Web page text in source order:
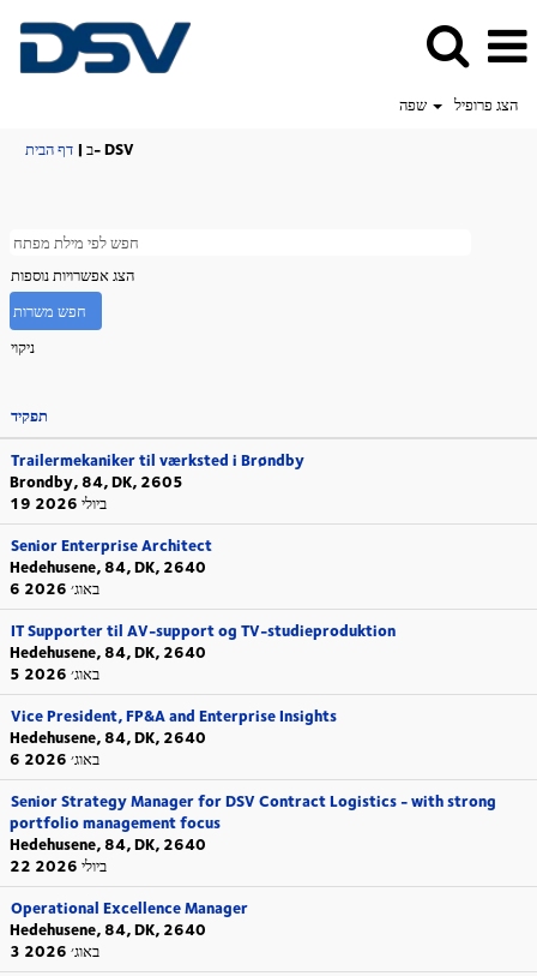
שפה
הצג פרופיל
דף הבית | ב- DSV(דף
הצג אפשרויות נוספות
ניקוי
תפקיד
Trailermekaniker til værksted i Brøndby
Brondby, 84, DK, 2605
19 ביולי 2026
Senior Enterprise Architect
Hedehusene, 84, DK, 2640
6 באוג׳ 2026
IT Supporter til AV-support og TV-studieproduktion
Hedehusene, 84, DK, 2640
5 באוג׳ 2026
Vice President, FP&A and Enterprise Insights
Hedehusene, 84, DK, 2640
6 באוג׳ 2026
Senior Strategy Manager for DSV Contract Logistics - with strong
portfolio management focus
Hedehusene, 84, DK, 2640
22 ביולי 2026
Operational Excellence Manager
Hedehusene, 84, DK, 2640
3 באוג׳ 2026